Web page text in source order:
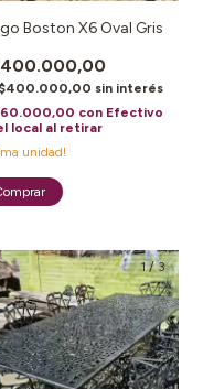
Boston X6 Oval Gris
$400.000,00 sin interés
con Efectivo
local al retirar
unidad!
1/3